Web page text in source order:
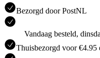
Bezorgd door PostNL
Vandaag besteld,
Thuisbezorgd voor €4.95